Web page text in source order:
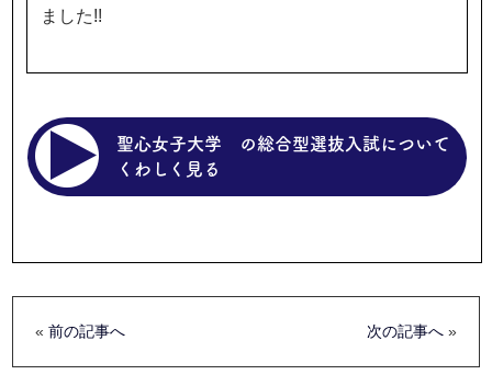
ました!!
聖心女子大学 の総合型選抜入試について
くわしく見る
«前の記事へ 次の記事へ»